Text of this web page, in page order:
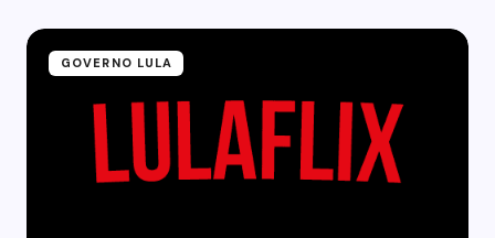
GOVERNO LULA